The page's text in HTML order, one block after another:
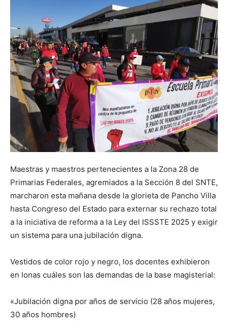
Maestras y maestros pertenecientes a la Zona 28 de
Primarias Federales, agremiados a la Sección 8 del SNTE,
marcharon esta mañana desde la glorieta de Pancho Villa
hasta Congreso del Estado para externar su rechazo total
a la iniciativa de reforma a la Ley del ISSSTE 2025 y exigir
un sistema para una jubilación digna.
Vestidos de color rojo y negro, los docentes exhibieron
en lonas cuáles son las demandas de la base magisterial:
«Jubilación digna por años de servicio (28 años mujeres,
30 años hombres)